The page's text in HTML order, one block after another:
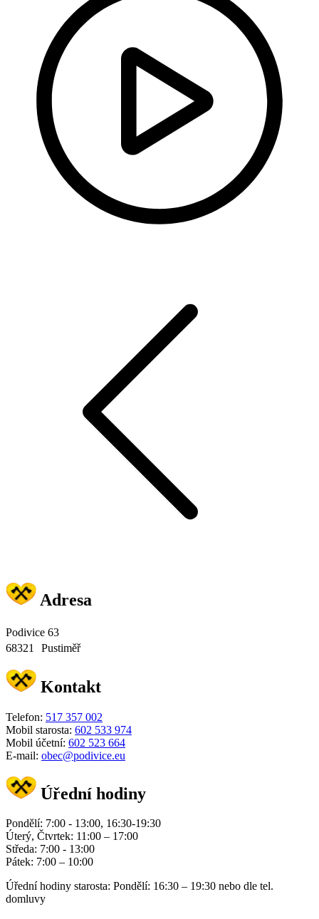
Adresa
Podivice 63
68321 Pustiměř
Kontakt
Telefon: 517 357 002
Mobil starosta: 602 533 974
Mobil účetní: 602 523 664
E-mail: obec@podivice.eu
Úřední hodiny
Pondělí: 7:00 - 13:00, 16:30-19:30
Úterý, Čtvrtek: 11:00 – 17:00
Středa: 7:00 - 13:00
Pátek: 7:00 – 10:00
Úřední hodiny starosta: Pondělí: 16:30 – 19:30 nebo dle tel.
domluvy